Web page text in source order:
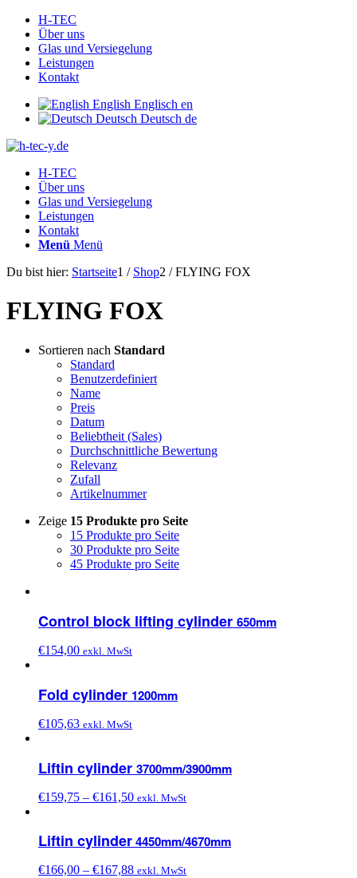
H-TEC
Über uns
Glas und Versiegelung
Leistungen
Kontakt
English Englisch en
Deutsch Deutsch de
H-TEC
Über uns
Glas und Versiegelung
Leistungen
Kontakt
Menü Menü
Du bist hier: Startseite1 / Shop2 / FLYING FOX
FLYING FOX
Sortieren nach Standard
Standard
Benutzerdefiniert
Name
Preis
Datum
Beliebtheit (Sales)
Durchschnittliche Bewertung
Relevanz
Zufall
Artikelnummer
Zeige 15 Produkte pro Seite
15 Produkte pro Seite
30 Produkte pro Seite
45 Produkte pro Seite
Control block lifting cylinder 650mm
€154,00 exkl. MwSt
Fold cylinder 1200mm
€105,63 exkl. MwSt
Liftin cylinder 3700mm/3900mm
€159,75 – €161,50 exkl. MwSt
Liftin cylinder4450mm/4670mm
€166,00 – €167,88 exkl. MwSt